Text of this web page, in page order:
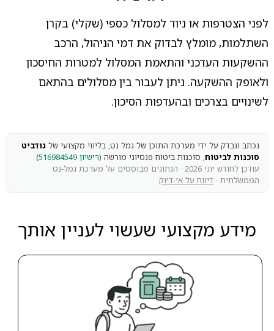
לפני הצטרפות או ניוד למסלול כספי (שקלי) בקרן
השתלמות, מומלץ לבדוק את דמי הניהול, הרכב
ההשקעות העדכני והתאמת המסלול למטרות החיסכון
ולאופק ההשקעה. ניתן לעבור בין מסלולים בהתאם
לשינויים בצרכים ובהעדפות הסיכון.
נכתב ונבדק על ידי מערכת התוכן של גמל נט, בליווי מקצועי של גודביט
סוכנות לביטוח, סוכנות ביטוח פנסיוני מורשה (רישיון 516984549
)
עודכן לחודש יוני 2026 · הנתונים מבוססים על מערכת גמל-נט
הממשלתית · דיווח על אי-דיוק
מידע מקצועי שעשוי לעניין אותך